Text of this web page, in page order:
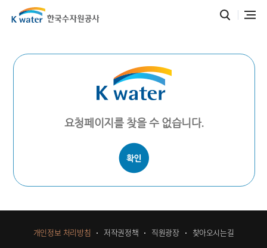
요청페이지를 찾을 수 없습니다.
개인정보 처리방침 저작권정책 직원광장 찾아오시는길